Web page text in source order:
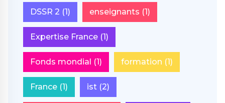
DSSR 2 (1) enseignants (1)
Expertise France (1)
Fonds mondial (1) formation (1)
France (1) ist (2)